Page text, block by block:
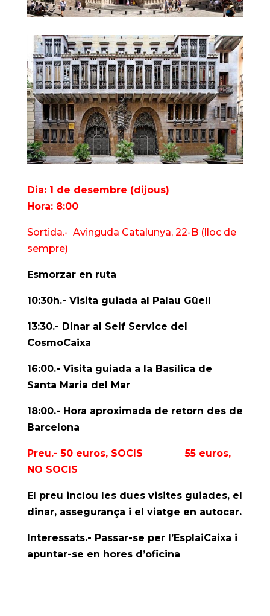
Dia: 1 de desembre (dijous)
Hora: 8:00
Sortida.- Avinguda Catalunya, 22-B (lloc de
sempre)
Esmorzar en ruta
10:30h.- Visita guiada al Palau Güell
13:30.- Dinar al Self Service del
CosmoCaixa
16:00.- Visita guiada a la Basílica de
Santa Maria del Mar
18:00.- Hora aproximada de retorn des de
Barcelona
Preu.- 50 euros, SOCIS 55 euros,
NO SOCIS
El preu inclou les dues visites guiades, el
dinar, assegurança i el viatge en autocar.
Interessats.- Passar-se per l’EsplaiCaixa i
apuntar-se en hores d’oficina